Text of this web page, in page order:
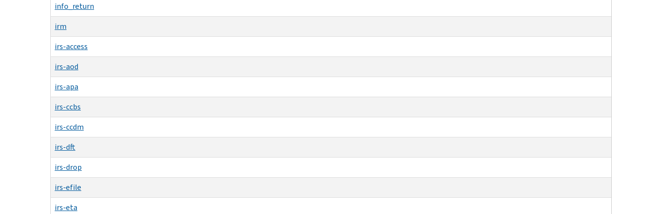
info_return
irm
irs-access
irs-aod
irs-apa
irs-ccbs
irs-ccdm
irs-dft
irs-drop
irs-efile
irs-eta